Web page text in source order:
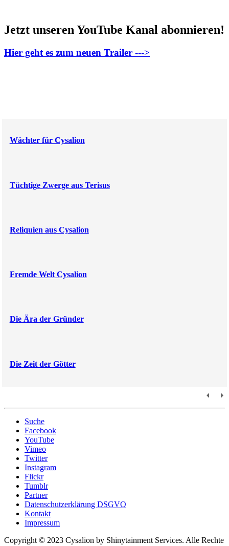
Jetzt unseren YouTube Kanal abonnieren!
Hier geht es zum neuen Trailer --->
Wächter für Cysalion
Tüchtige Zwerge aus Terisus
Reliquien aus Cysalion
Fremde Welt Cysalion
Die Ära der Gründer
Die Zeit der Götter
Suche
Facebook
YouTube
Vimeo
Twitter
Instagram
Flickr
Tumblr
Partner
Datenschutzerklärung DSGVO
Kontakt
Impressum
Copyright © 2023 Cysalion by Shinytainment Services. Alle Rechte